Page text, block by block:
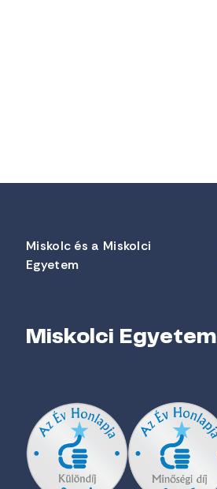
Miskolc és a Miskolci
Egyetem
Miskolci Egyetem